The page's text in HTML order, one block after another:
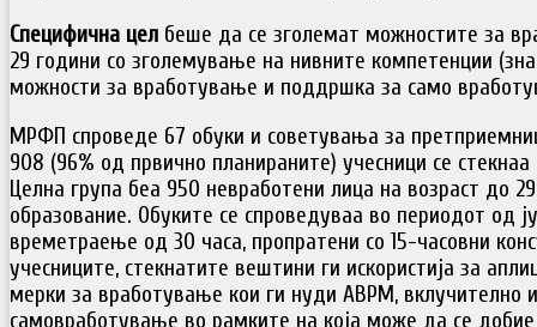
Специфична цел беше да се зголемат можностите за
29 години со зголемување на нивните компетенции
можности за вработување и поддршка за само
МРФП спроведе 67 обуки и советувања за
908 (96% од првично планираните) учесници се
Целна група беа 950 невработени лица на возраст до
образование. Обуките се спроведуваа во периодот од
времетраење од 30 часа, пропратени со 15-часовни
учесниците, стекнатите вештини ги искористија за
мерки за вработување кои ги нуди АВРМ, вклучително
самовработување во рамките на која може да се добие